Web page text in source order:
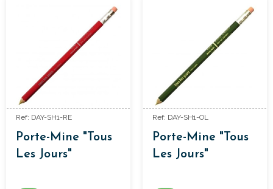
Ref: DAY-SH1-RE
Porte-Mine "Tous
Les Jours"
Ref: DAY-SH1-OL
Porte-Mine "Tous
Les Jours"